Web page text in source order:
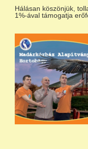
Hálásan köszönjük,
1%-ával támogatja